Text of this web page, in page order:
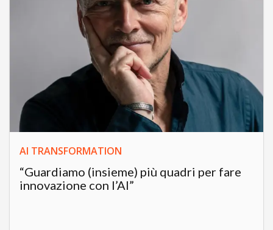
AI TRANSFORMATION
“Guardiamo (insieme) più quadri per fare
innovazione con l’AI”